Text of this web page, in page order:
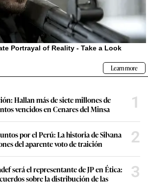
Hallan más de siete millones de
vencidos en Cenares del Minsa
1
por el Perú: La historia de Silvana
del aparente voto de traición
2
será el representante de JP en Ética:
sobre la distribución de las
3